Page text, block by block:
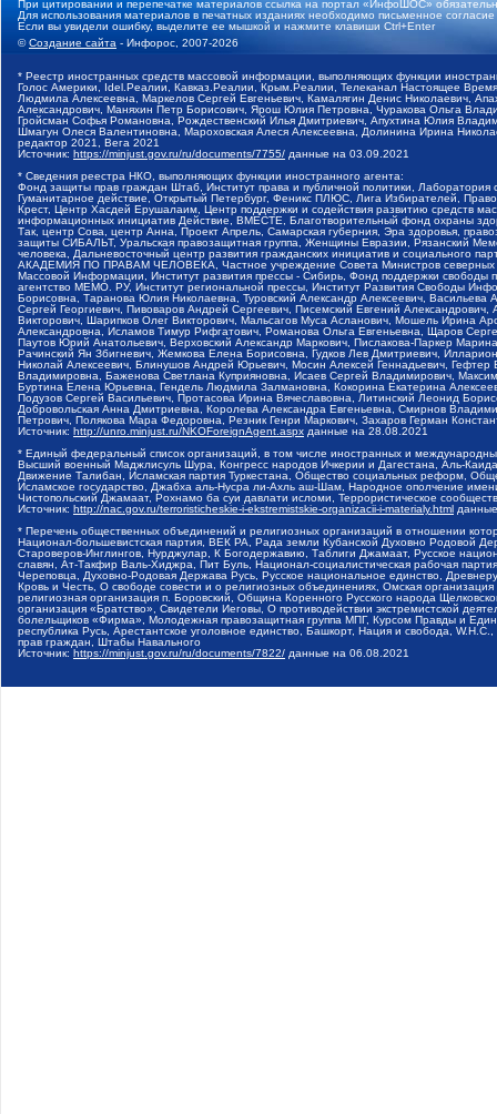
При цитировании и перепечатке материалов ссылка на портал «ИнфоШОС»
Для использования материалов в печатных изданиях необходимо письменное
Если вы увидели ошибку, выделите ее мышкой и нажмите клавиши Ctrl+Enter
©Создание сайта - Инфорос, 2007-2026
* Реестр иностранных средств массовой информации, выполняющих функции
Голос Америки, Idel.Реалии, Кавказ.Реалии, Крым.Реалии, Телеканал Настоящее
Людмила Алексеевна, Маркелов Сергей Евгеньевич, Камалягин Денис Николаевич,
Александрович, Маняхин Петр Борисович, Ярош Юлия Петровна, Чуракова Ольга
Гройсман Софья Романовна, Рождественский Илья Дмитриевич, Апухтина Юлия
Шмагун Олеся Валентиновна, Мароховская Алеся Алексеевна, Долинина Ирина
редактор 2021, Вега 2021
Источник: https://minjust.gov.ru/ru/documents/7755/ данные на 03.09.2021
* Сведения реестра НКО, выполняющих функции иностранного агента:
Фонд защиты прав граждан Штаб, Институт права и публичной политики,
Гуманитарное действие, Открытый Петербург, Феникс ПЛЮС, Лига Избирателей,
Крест, Центр Хасдей Ерушалаим, Центр поддержки и содействия развитию средств
информационных инициатив Действие, ВМЕСТЕ, Благотворительный фонд охраны
Так, центр Сова, центр Анна, Проект Апрель, Самарская губерния, Эра здоровья,
защиты СИБАЛЬТ, Уральская правозащитная группа, Женщины Евразии, Рязанский
человека, Дальневосточный центр развития гражданских инициатив и социального
АКАДЕМИЯ ПО ПРАВАМ ЧЕЛОВЕКА, Частное учреждение Совета Министров северных
Массовой Информации, Институт развития прессы - Сибирь, Фонд поддержки
агентство МЕМО. РУ, Институт региональной прессы, Институт Развития Свободы
Борисовна, Таранова Юлия Николаевна, Туровский Александр Алексеевич,
Сергей Георгиевич, Пивоваров Андрей Сергеевич, Писемский Евгений
Викторович, Шарипков Олег Викторович, Мальсагов Муса Асланович, Мошель Ирина
Александровна, Исламов Тимур Рифгатович, Романова Ольга Евгеньевна, Щаров
Паутов Юрий Анатольевич, Верховский Александр Маркович, Пислакова-Паркер
Рачинский Ян Збигневич, Жемкова Елена Борисовна, Гудков Лев Дмитриевич,
Николай Алексеевич, Блинушов Андрей Юрьевич, Мосин Алексей Геннадьевич,
Владимировна, Баженова Светлана Куприяновна, Исаев Сергей Владимирович,
Буртина Елена Юрьевна, Гендель Людмила Залмановна, Кокорина Екатерина
Подузов Сергей Васильевич, Протасова Ирина Вячеславовна, Литинский Леонид
Добровольская Анна Дмитриевна, Королева Александра Евгеньевна, Смирнов
Петрович, Полякова Мара Федоровна, Резник Генри Маркович, Захаров Герман
Источник: http://unro.minjust.ru/NKOForeignAgent.aspx данные на 28.08.2021
* Единый федеральный список организаций, в том числе иностранных и
Высший военный Маджлисуль Шура, Конгресс народов Ичкерии и Дагестана, Аль-
Движение Талибан, Исламская партия Туркестана, Общество социальных реформ,
Исламское государство, Джабха аль-Нусра ли-Ахль аш-Шам, Народное ополчение
Чистопольский Джамаат, Рохнамо ба суи давлати исломи, Террористическое
Источник: http://nac.gov.ru/terroristicheskie-i-ekstremistskie-organizacii-i-materialy.html
* Перечень общественных объединений и религиозных организаций в отношении
Национал-большевистская партия, ВЕК РА, Рада земли Кубанской Духовно Родовой
Староверов-Инглингов, Нурджулар, К Богодержавию, Таблиги Джамаат, Русское
славян, Ат-Такфир Валь-Хиджра, Пит Буль, Национал-социалистическая рабочая
Череповца, Духовно-Родовая Держава Русь, Русское национальное единство,
Кровь и Честь, О свободе совести и о религиозных объединениях, Омская
религиозная организация п. Боровский, Община Коренного Русского народа
организация «Братство», Свидетели Иеговы, О противодействии экстремистской
болельщиков «Фирма», Молодежная правозащитная группа МПГ, Курсом Правды и
республика Русь, Арестантское уголовное единство, Башкорт, Нация и свобода,
прав граждан, Штабы Навального
Источник: https://minjust.gov.ru/ru/documents/7822/ данные на 06.08.2021